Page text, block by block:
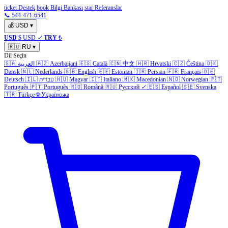
ticket Destek book Bilgi Bankası star Referanslar
📞 544-471-6541
💰 USD ▾
USD $ USD ✓ TRY ₺
🇷🇺 RU ▾
Dil Seçin
🇸🇦 العربية 🇦🇿 Azerbaijani 🇪🇸 Català 🇨🇳 中文 🇭🇷 Hrvatski 🇨🇿 Čeština 🇩🇰
Dansk 🇳🇱 Nederlands 🇬🇧 English 🇪🇪 Estonian 🇮🇷 Persian 🇫🇷 Français 🇩🇪
Deutsch 🇮🇱 עברית 🇭🇺 Magyar 🇮🇹 Italiano 🇲🇰 Macedonian 🇳🇴 Norwegian 🇵🇹
Português 🇵🇹 Português 🇷🇴 Română 🇷🇺 Русский ✓ 🇪🇸 Español 🇸🇪 Svenska
🇹🇷 Türkçe 🌐 Українська